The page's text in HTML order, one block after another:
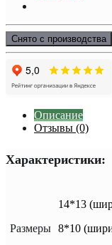
Снято с производства
Описание
Отзывы (0)
Характеристики:
Размеры
14*13
8*10